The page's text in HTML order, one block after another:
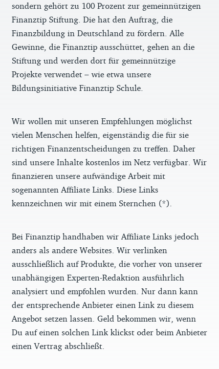
sondern gehört zu 100 Prozent zur gemeinnützigen
Finanztip Stiftung. Die hat den Auftrag, die
Finanzbildung in Deutschland zu fördern. Alle
Gewinne, die Finanztip ausschüttet, gehen an die
Stiftung und werden dort für gemeinnützige
Projekte verwendet – wie etwa unsere
Bildungsinitiative Finanztip Schule.
Wir wollen mit unseren Empfehlungen möglichst
vielen Menschen helfen, eigenständig die für sie
richtigen Finanzentscheidungen zu treffen. Daher
sind unsere Inhalte kostenlos im Netz verfügbar. Wir
finanzieren unsere aufwändige Arbeit mit
sogenannten Affiliate Links. Diese Links
kennzeichnen wir mit einem Sternchen (*).
Bei Finanztip handhaben wir Affiliate Links jedoch
anders als andere Websites. Wir verlinken
ausschließlich auf Produkte, die vorher von unserer
unabhängigen Experten-Redaktion ausführlich
analysiert und empfohlen wurden. Nur dann kann
der entsprechende Anbieter einen Link zu diesem
Angebot setzen lassen. Geld bekommen wir, wenn
Du auf einen solchen Link klickst oder beim Anbieter
einen Vertrag abschließt.